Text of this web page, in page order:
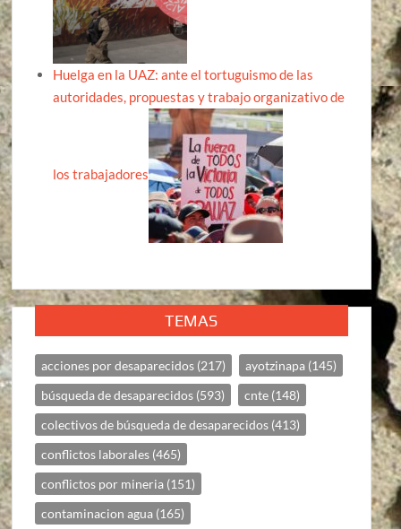
Huelga en la UAZ: ante el tortuguismo de las
autoridades, propuestas y trabajo organizativo de
los trabajadores
TEMAS
acciones por desaparecidos (217) ayotzinapa (145)
búsqueda de desaparecidos (593) cnte (148)
colectivos de búsqueda de desaparecidos (413)
conflictos laborales (465)
conflictos por mineria (151)
contaminacion agua (165)